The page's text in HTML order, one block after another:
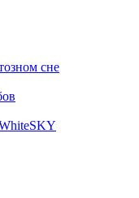
сне